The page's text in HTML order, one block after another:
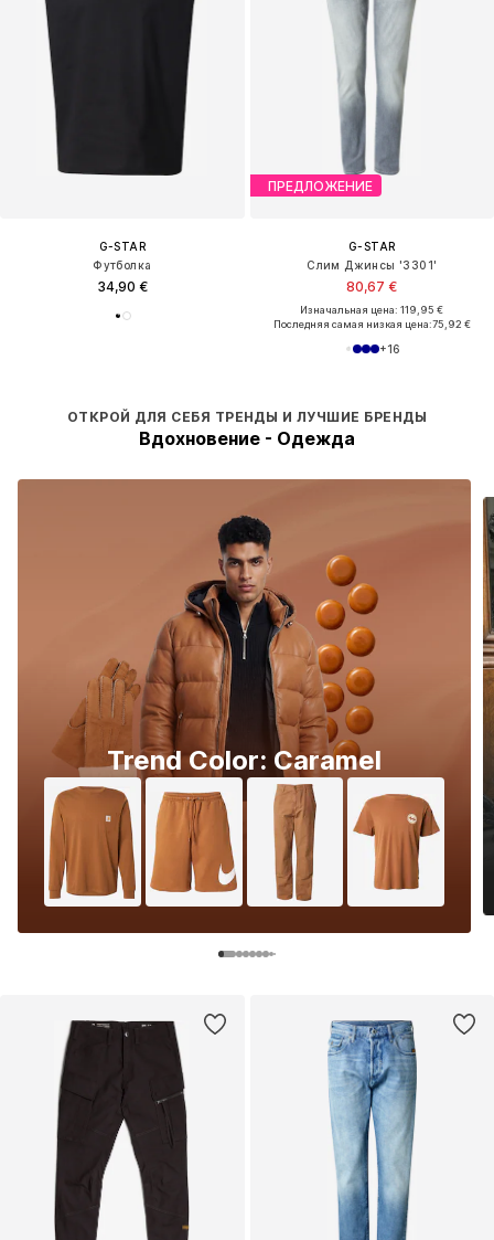
G-STAR
Футболка
34,90 €
ПРЕДЛОЖЕНИЕ
G-STAR
Слим Джинсы '3301'
80,67 €
Изначальная цена: 119,95 €
Последняя самая низкая цена:75,92 €
+16
ОТКРОЙ ДЛЯ СЕБЯ ТРЕНДЫ И ЛУЧШИЕ БРЕНДЫ
Вдохновение - Одежда
Trend Color: Caramel